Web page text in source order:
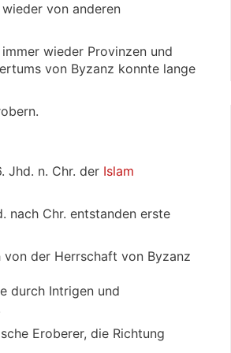
von anderen
wieder Provinzen und
von Byzanz konnte lange
Jhd. n. Chr. der Islam
nach Chr. entstanden erste
der Herrschaft von Byzanz
durch Intrigen und
Eroberer, die Richtung